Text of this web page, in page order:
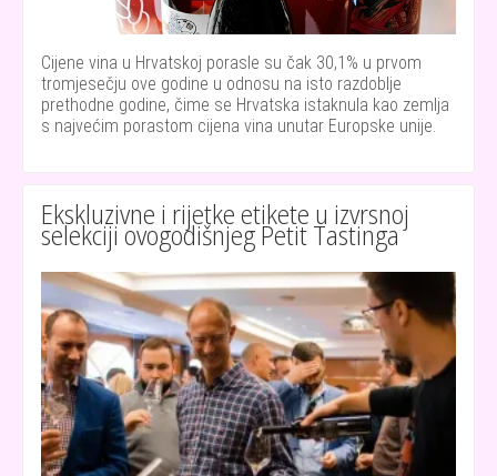
Cijene vina u Hrvatskoj porasle su čak 30,1% u prvom
tromjesečju ove godine u odnosu na isto razdoblje
prethodne godine, čime se Hrvatska istaknula kao zemlja
s najvećim porastom cijena vina unutar Europske unije.
Ekskluzivne i rijetke etikete u izvrsnoj
selekciji ovogodišnjeg Petit Tastinga